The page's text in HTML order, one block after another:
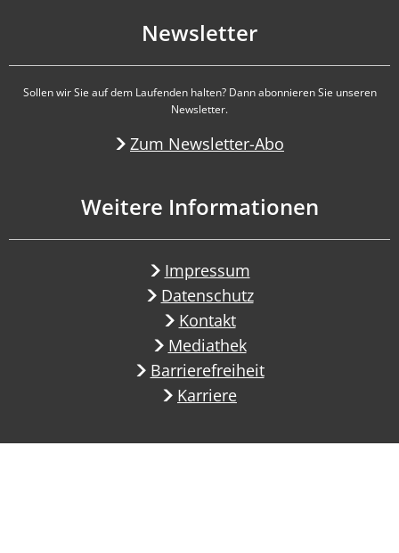
Newsletter
Sollen wir Sie auf dem Laufenden halten? Dann abonnieren Sie unseren
Newsletter.
Zum Newsletter-Abo
Weitere Informationen
Impressum
Datenschutz
Kontakt
Mediathek
Barrierefreiheit
Karriere